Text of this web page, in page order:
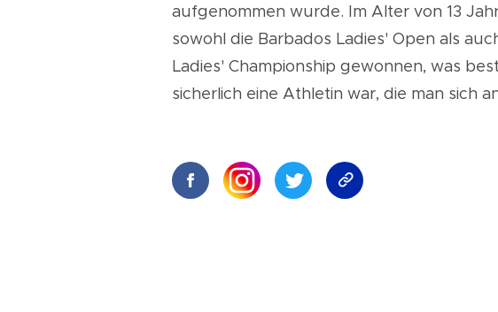
aufgenommen wurde. Im Alter von 13
sowohl die Barbados Ladies' Open als
Ladies' Championship gewonnen, was
sicherlich eine Athletin war, die man sich